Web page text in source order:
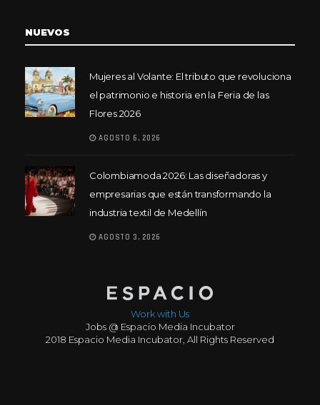
NUEVOS
Mujeres al Volante: El tributo que revoluciona
el patrimonio e historia en la Feria de las
Flores 2026
AGOSTO 6, 2026
Colombiamoda 2026: Las diseñadoras y
empresarias que están transformando la
industria textil de Medellín
AGOSTO 3, 2026
Work with Us
Jobs @ Espacio Media Incubator
2018 Espacio Media Incubator, All Rights Reserved